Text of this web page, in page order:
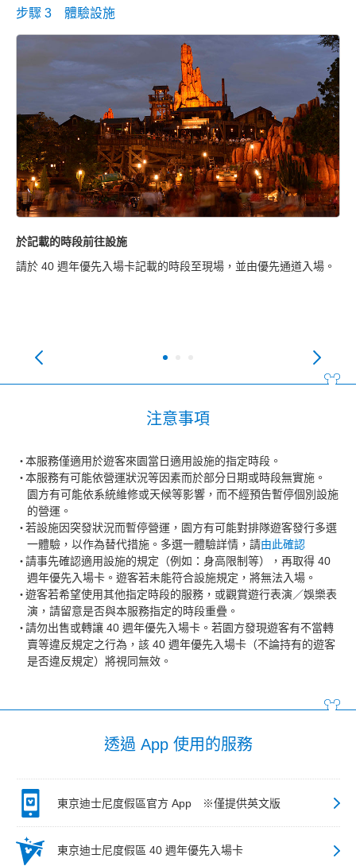
步驟 3 體驗設施
於記載的時段前往設施
請於 40 週年優先入場卡記載的時段至現場，並由優先通道入場。
注意事項
本服務僅適用於遊客來園當日適用設施的指定時段。
本服務有可能依營運狀況等因素而於部分日期或時段無實施。
園方有可能依系統維修或天候等影響，而不經預告暫停個別設施
的營運。
若設施因突發狀況而暫停營運，園方有可能對排隊遊客發行多選
一體驗，以作為替代措施。多選一體驗詳情，請由此確認
請事先確認適用設施的規定（例如：身高限制等），再取得 40
週年優先入場卡。遊客若未能符合設施規定，將無法入場。
遊客若希望使用其他指定時段的服務，或觀賞遊行表演／娛樂表
演，請留意是否與本服務指定的時段重疊。
請勿出售或轉讓 40 週年優先入場卡。若園方發現遊客有不當轉
賣等違反規定之行為，該 40 週年優先入場卡（不論持有的遊客
是否違反規定）將視同無效。
透過 App 使用的服務
東京迪士尼度假區官方 App ※僅提供英文版
東京迪士尼度假區 40 週年優先入場卡